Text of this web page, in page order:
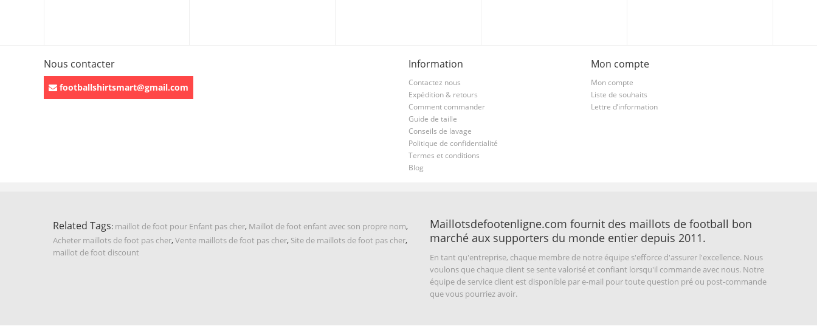
Nous contacter
footballshirtsmart@gmail.com
Information
Contactez nous
Expédition & retours
Comment commander
Guide de taille
Conseils de lavage
Politique de confidentialité
Termes et conditions
Blog
Mon compte
Mon compte
Liste de souhaits
Lettre d’information
Related Tags: maillot de foot pour Enfant pas cher, Maillot de foot enfant avec son propre nom,
Acheter maillots de foot pas cher,Vente maillots de foot pas cher, Site de maillots de foot pas cher,
maillot de foot discount
Maillotsdefootenligne.com fournit des maillots de football bon
marché aux supporters du monde entier depuis 2011.
En tant qu'entreprise, chaque membre de notre équipe s'efforce d'assurer l'excellence. Nous
voulons que chaque client se sente valorisé et confiant lorsqu'il commande avec nous. Notre
équipe de service client est disponible par e-mail pour toute question pré ou post-commande
que vous pourriez avoir.